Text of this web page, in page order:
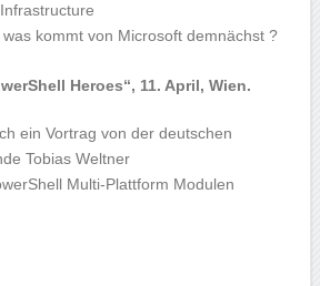
kommt von Microsoft demnächst ?
Heroes“, 11. April, Wien.
ein Vortrag von der deutschen
Tobias Weltner
Multi-Plattform Modulen